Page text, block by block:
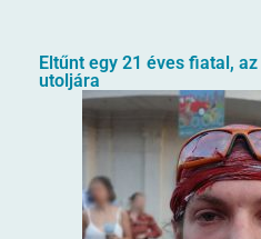
Eltűnt egy 21 éves fiatal,
utoljára